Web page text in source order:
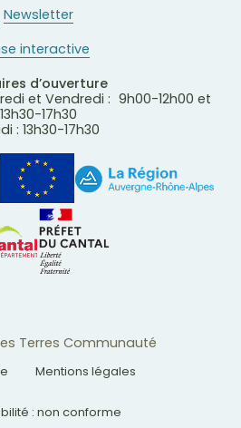
Newsletter
interactive
d’ouverture
et Vendredi : 9h00-12h00 et
13h30-17h30
: 13h30-17h30
Terres Communauté
Mentions légales
: non conforme